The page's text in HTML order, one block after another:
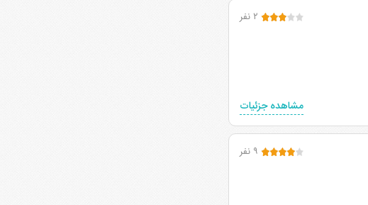
۲ نفر
مشاهده جزئیات
۹ نفر